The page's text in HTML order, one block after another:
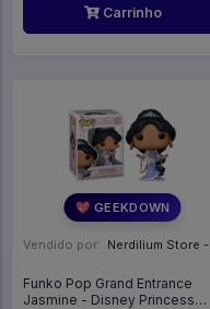
Carrinho
💖 GEEKDOWN
Vendido por: Nerdilium Store - SP
Funko Pop Grand Entrance
Jasmine - Disney Princess